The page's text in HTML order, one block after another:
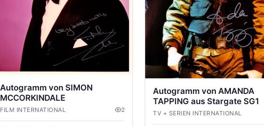
Autogramm von SIMON
MCCORKINDALE
FILM INTERNATIONAL 2
Autogramm von AMANDA
TAPPING aus Stargate SG1
TV + SERIEN INTERNATIONAL